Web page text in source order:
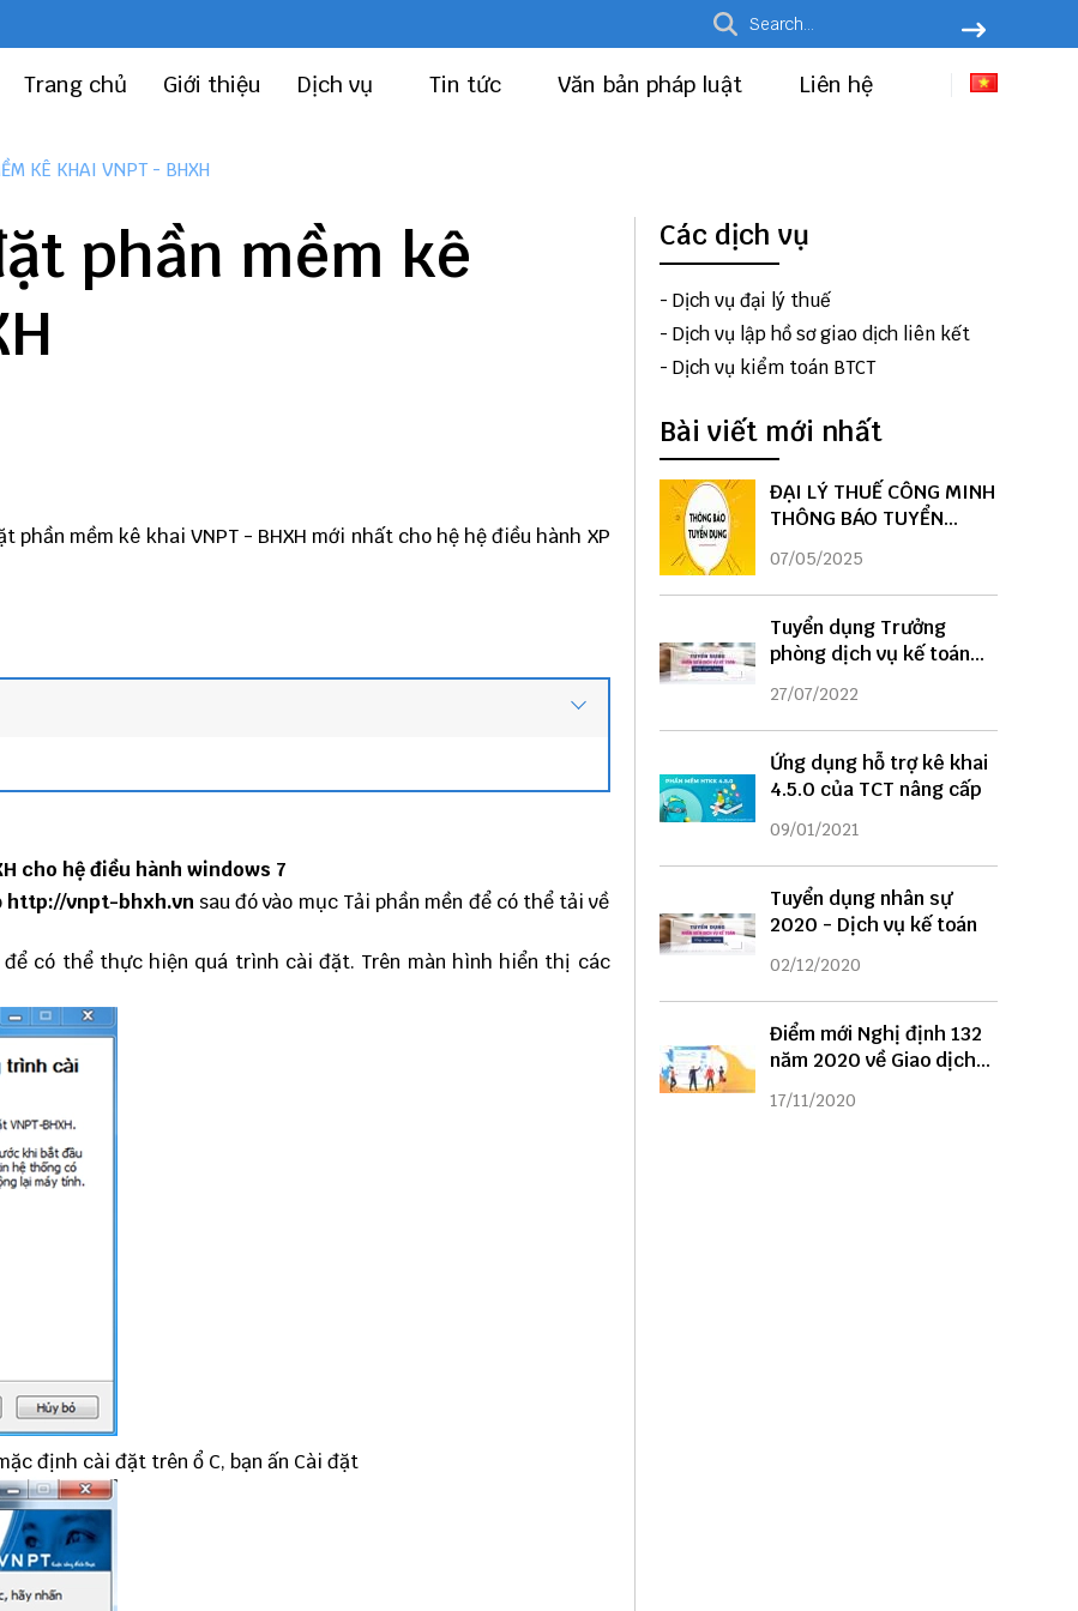
Trang chủ Giới thiệu Dịch vụ Tin tức Văn bản pháp luật Liên hệ
KÊ KHAI VNPT - BHXH
phần mềm kê
phần mềm kê khai VNPT - BHXH mới nhất cho hệ hệ điều hành XP
cho hệ điều hành windows 7
http://vnpt-bhxh.vnsau đó vào mục Tải phần mền để có thể tải về
để có thể thực hiện quá trình cài đặt. Trên màn hình hiển thị các
định cài đặt trên ổ C, bạn ấn Cài đặt
Các dịch vụ
- Dịch vụ đại lý thuế
- Dịch vụ lập hồ sơ giao dịch liên kết
- Dịch vụ kiểm toán BTCT
Bài viết mới nhất
ĐẠI LÝ THUẾ CÔNG MINH
THÔNG BÁO TUYỂN
DỤNG
07/05/2025
Tuyển dụng Trưởng
phòng dịch vụ kế toán
năm 2022
27/07/2022
Ứng dụng hỗ trợ kê khai
4.5.0 của TCT nâng cấp
09/01/2021
Tuyển dụng nhân sự
2020 - Dịch vụ kế toán
02/12/2020
Điểm mới Nghị định 132
năm 2020 về Giao dịch
liên kết
17/11/2020